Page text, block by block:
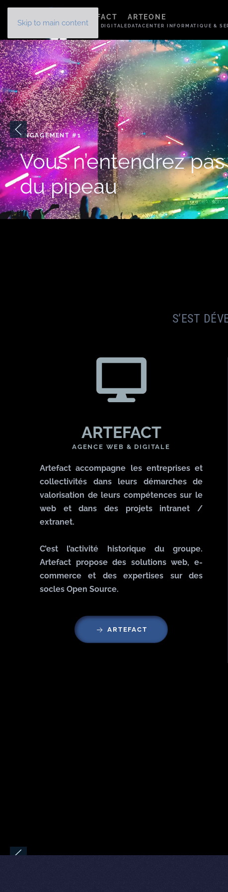
Skip to main content
ARTEFACT
AGENCE DIGITALE
ARTEONE
DATACENTER INFORMATIQUE &
ENGAGEMENT #2
Vous ne serez pas
dans votre cahier
S’EST
ARTEFACT
AGENCE WEB & DIGITALE
Artefact accompagne les entreprises et
collectivités dans leurs démarches de
valorisation de leurs compétences sur le
web et dans des projets intranet /
extranet.
C’est l’activité historique du groupe.
Artefact propose des solutions web, e-
commerce et des expertises sur des
socles Open Source.
ARTEFACT
«NOUS AVONS ÉTÉ ATTIRÉ PAR LA
Panneau de gestion des cookies